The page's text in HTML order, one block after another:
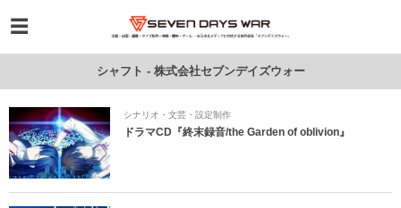
シャフト - 株式会社セブンデイズウォー
シナリオ・文芸・設定制作
ドラマCD『終末録音/the Garden of oblivion』